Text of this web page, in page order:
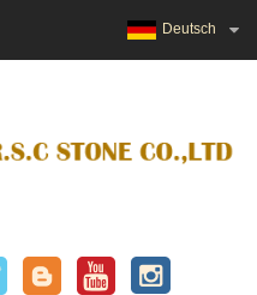
Deutsch